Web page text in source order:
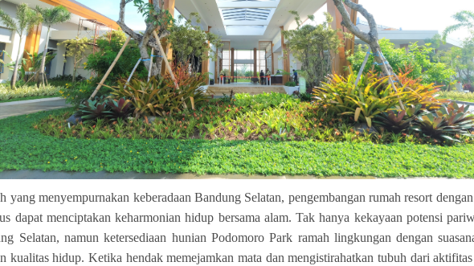
yang menyempurnakan keberadaan Bandung Selatan, pengembangan rumah resort
dapat menciptakan keharmonian hidup bersama alam. Tak hanya kekayaan potensi
Selatan, namun ketersediaan hunian Podomoro Park ramah lingkungan dengan
kualitas hidup. Ketika hendak memejamkan mata dan mengistirahatkan tubuh dari